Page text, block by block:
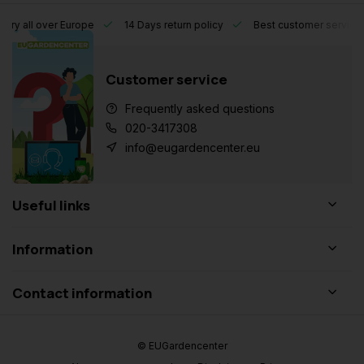
Europe 14 Days return policy Best customer service
Customer service
Frequently asked questions
020-3417308
info@eugardencenter.eu
Useful links
Information
Contact information
© EUGardencenter